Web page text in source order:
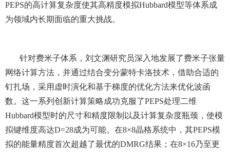
PEPS的高计算复杂度使其高精度模拟Hubbard模型等体系成
为领域内长期面临的重大挑战。
针对费米子体系，刘文渊研究员深入地发展了费米子张量
网络计算方法，并通过结合变分蒙特卡洛技术， 借助合适的
钉扎场，采用 虚时演化和基于梯度的优化方法来优化波函
数。这一系列创新计算策略成功克服了PEPS处理二维
Hubbard模型时的尺寸和精度限制 以及计算复杂度瓶颈，使模
拟键维度高达D=28成为可能。在8×8晶格系统中，其PEPS模
拟的能量精度首次超越了最优的DMRG结果；在8×16乃至更